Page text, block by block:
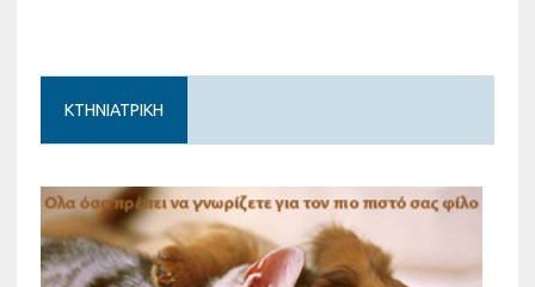
ΚΤΗΝΙΑΤΡΙΚΗ